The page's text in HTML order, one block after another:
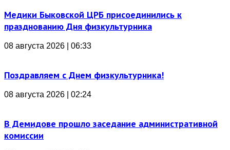
Медики Быковской ЦРБ присоединились к
празднованию Дня физкультурника
08 августа 2026 | 06:33
Поздравляем с Днем физкультурника!
08 августа 2026 | 02:24
В Демидове прошло заседание административной
комиссии